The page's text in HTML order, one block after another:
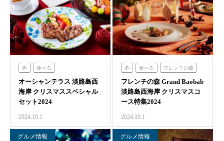
冬 食べる
オーシャンテラス
オーシャンテラス 淡路島西
海岸 クリスマススペシャル
セット2024
2024.10.1
冬 食べる フレンチの森
フレンチの森 Grand Baobab
淡路島西海岸 クリスマスコ
ース特集2024
2024.10.1
グルメ情報 グルメ情報